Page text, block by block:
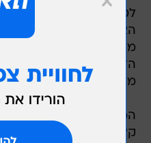
לטוהר הבחירות. ראש
הצבאי של נתניהו
מהדרג המקצועי בארגון.
הדיח את א' סגן ראש
מספיק נאמן לו.
המוסד אחראי לחקירות
קאטרגייט הגובלות